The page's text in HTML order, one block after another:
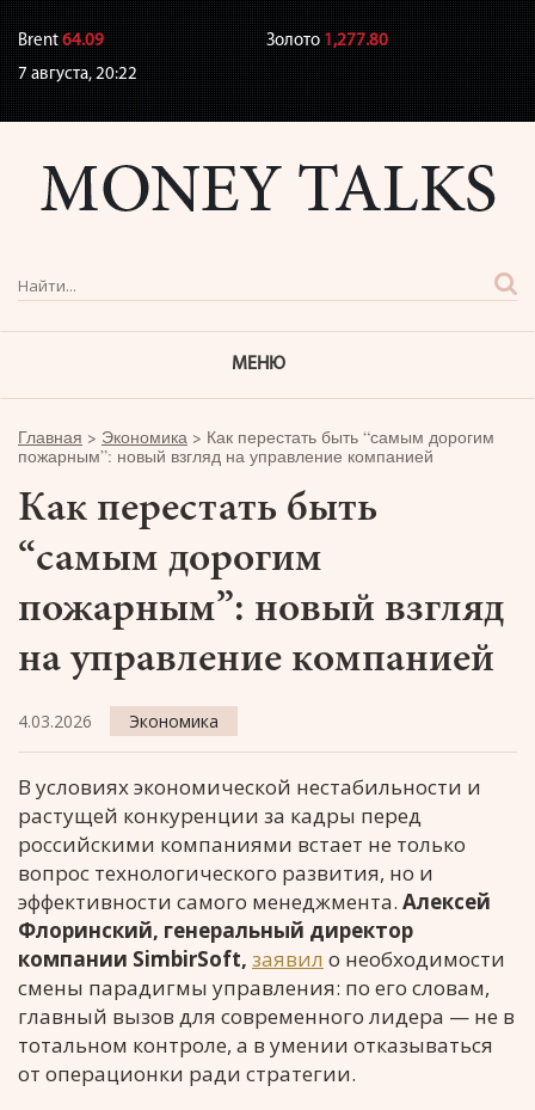
Brent64.09 Золото1,277.80
7 августа,20:22
МЕНЮ
Главная > Экономика > Как перестать быть “самым дорогим
пожарным”: новый взгляд на управление компанией
Как перестать быть
“самым дорогим
пожарным”: новый взгляд
на управление компанией
4.03.2026 Экономика
В условиях экономической нестабильности и
растущей конкуренции за кадры перед
российскими компаниями встает не только
вопрос технологического развития, но и
эффективности самого менеджмента. Алексей
Флоринский, генеральный директор
компании SimbirSoft, заявил о необходимости
смены парадигмы управления: по его словам,
главный вызов для современного лидера — не в
тотальном контроле, а в умении отказываться
от операционки ради стратегии.